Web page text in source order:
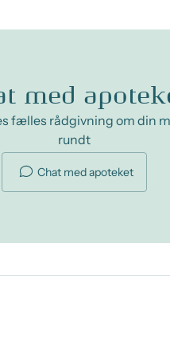
med
fælles rådgivning om din
rundt
Chat med apoteket